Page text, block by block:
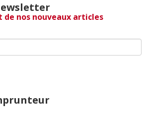
de nos nouveaux articles